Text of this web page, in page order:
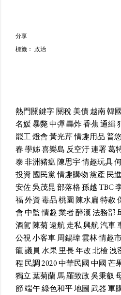
分享
標籤： 政治
熱門關鍵字關稅美債越南韓
名媛暴斃中彈轟炸香蕉通緝
罷工燈會黃光芹情趣用品普
春學姊喜樂島 反空汙連署葛
泰非洲豬瘟陳思宇情趣玩具
投資 國民黨情趣購物黨產 民
安佐吳茂昆部落格孫越TBC
福外資毒品桃園陳水扁特赦
會中監情趣業者醉漢法務部
酒駕陳菊遠航走私興航汽車
公視小客車周錫瑋雲林情趣
龍議員 水果里長年改北檢洩
程 民調2020中華民國中國芒
獨立葉菊蘭馬羅致政吳秉叡
節端午綠色和平地圖武器軍